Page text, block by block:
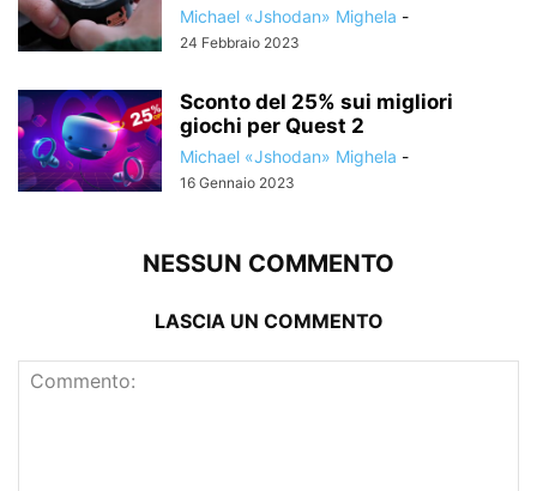
Michael «Jshodan» Mighela -
24 Febbraio 2023
Sconto del 25% sui migliori
giochi per Quest 2
Michael «Jshodan» Mighela -
16 Gennaio 2023
NESSUN COMMENTO
LASCIA UN COMMENTO